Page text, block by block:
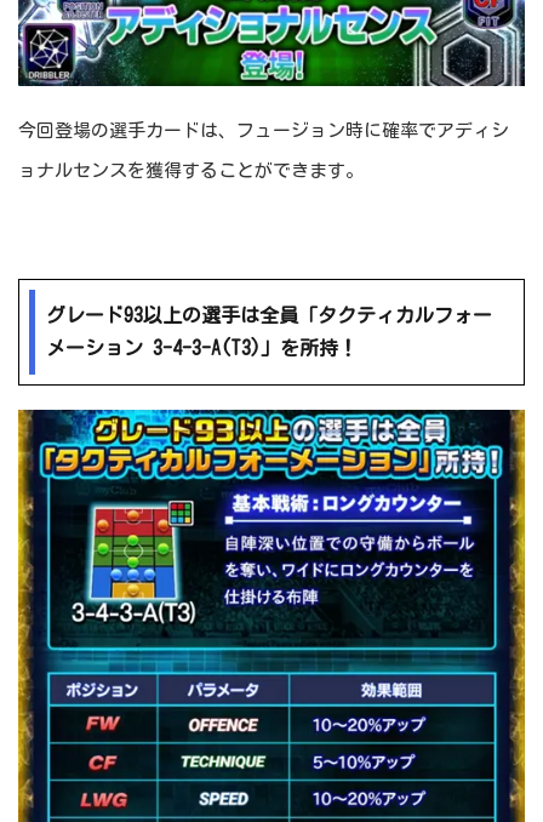
今回登場の選手カードは、フュージョン時に確率でアディシ
ョナルセンスを獲得することができます。
グレード93以上の選手は全員「タクティカルフォー
メーション 3-4-3-A(T3)」を所持！